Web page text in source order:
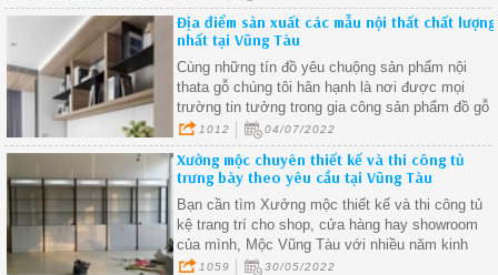
mình
Địa điểm sản xuất các mẫu nội thất chất lượng
nhất tại Vũng Tàu
Cùng những tín đồ yêu chuộng sản phẩm nội
thata gỗ chúng tôi hân hạnh là nơi được mọi
trường tin tưởng trong gia công sản phẩm đồ gỗ
1012 04/07/2022
Xưởng mộc chuyên thiết kế và thi công tủ
trưng bày theo yêu cầu tại Vũng Tàu
Bạn cần tìm Xưởng mộc thiết kế và thi công tủ
kệ trang trí cho shop, cửa hàng hay showroom
của mình, Mộc Vũng Tàu với nhiều năm kinh
nghiệm uy tín trong lĩnh vực thi công nội thất
1059 30/05/2022